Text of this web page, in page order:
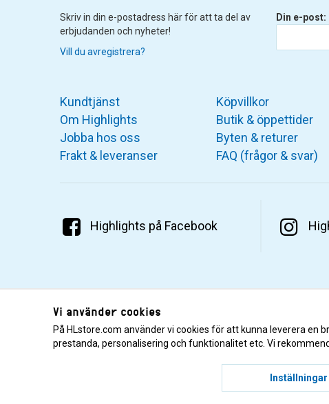
Skriv in din e-postadress här för att ta del av
erbjudanden och nyheter!
Vill du avregistrera?
Din e-post:
Kundtjänst
Om Highlights
Jobba hos oss
Frakt & leveranser
Köpvillkor
Butik & öppettider
Byten & returer
FAQ (frågor & svar)
Highlights på Facebook
© 2001–2026 Highlights/KR Distribution AB.
Vi använder cookies
På HLstore.com använder vi cookies för att kunna leverera
prestanda, personalisering och funktionalitet etc. Vi
Inställningar